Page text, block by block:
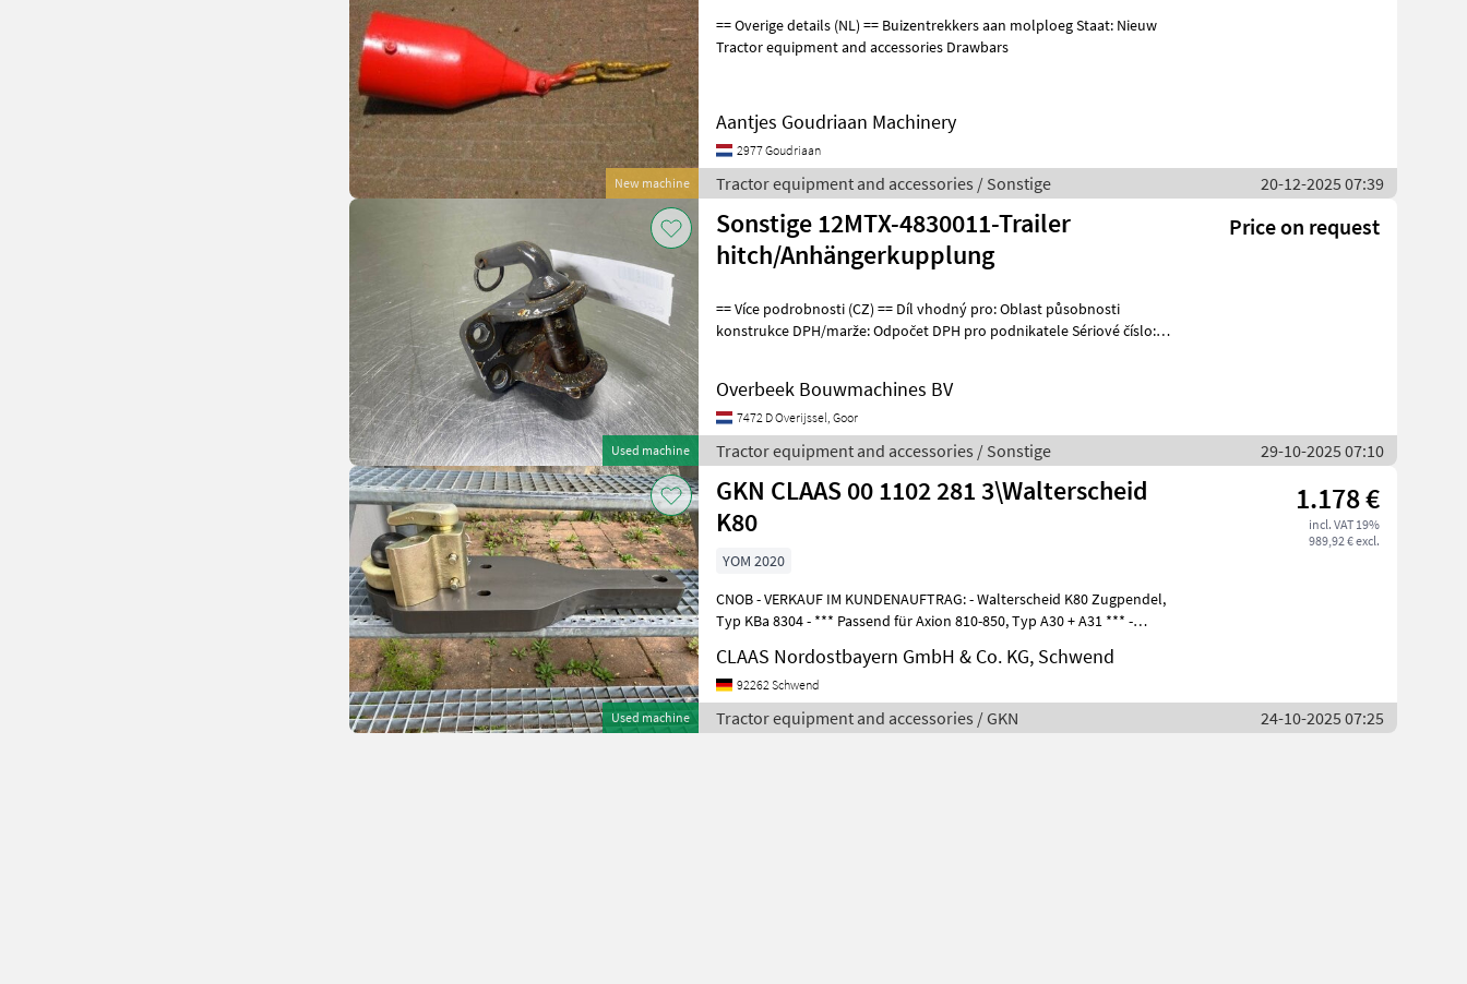
New machine
== Overige details (NL) == Buizentrekkers aan molploeg Staat: Nieuw
Tractor equipment and accessories Drawbars
Aantjes Goudriaan Machinery
2977 Goudriaan
Tractor equipment and accessories / Sonstige 20-12-2025 07:39
Used machine
Sonstige 12MTX-4830011-Trailer
hitch/Anhängerkupplung
Price on request
== Více podrobnosti (CZ) == Díl vhodný pro: Oblast působnosti
konstrukce DPH/marže: Odpočet DPH pro podnikatele Sériové číslo:
Overbeek Bouwmachines BV
7472 D Overijssel, Goor
Tractor equipment and accessories / Sonstige 29-10-2025 07:10
Used machine
GKN CLAAS 00 1102 281 3\Walterscheid
K80
1.178 €
incl. VAT 19%
989,92 € excl.
YOM 2020
CNOB - VERKAUF IM KUNDENAUFTRAG: - Walterscheid K80 Zugpendel,
Typ KBa 8304 - *** Passend für Axion 810-850, Typ A30 + A31 *** -
CLAAS Nordostbayern GmbH & Co. KG, Schwend
92262 Schwend
Tractor equipment and accessories / GKN 24-10-2025 07:25